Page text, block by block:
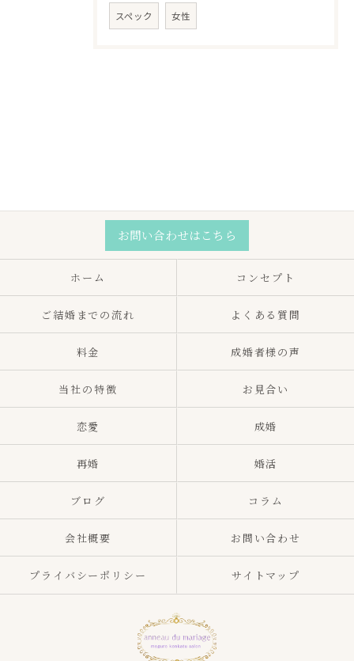
スペック 女性
お問い合わせはこちら
ホーム コンセプト
ご結婚までの流れ よくある質問
料金 成婚者様の声
当社の特徴 お見合い
恋愛 成婚
再婚 婚活
ブログ コラム
会社概要 お問い合わせ
プライバシーポリシー サイトマップ